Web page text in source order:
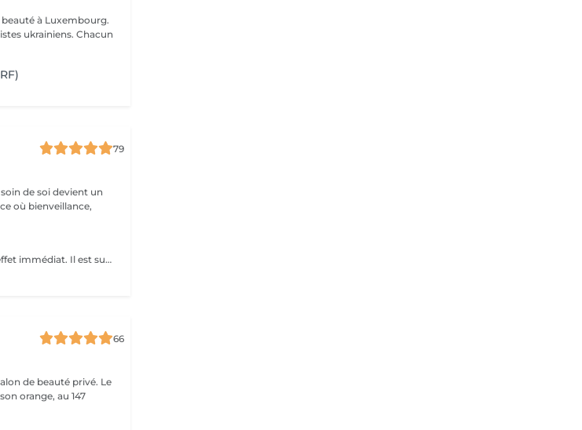
beauté à Luxembourg.
ukrainiens. Chacun
79
de soi devient un
où bienveillance,
Soin Ultra-raffermissant et lissant avec un effet immédiat. Il est sur-concentré en principes actifs afin de restructurer et de donner de l'élasticité à la peau. Son effet tenseur et restructurant intensif favorise la synthèse de collagène et d'élastine en diminuant le relachement et en redonnant du volume aux tissus. Le soin idéal pour restructurer, repulper lisser et rendre de l'élasticité à la peau. 1 soin : 135€ Forfait 5 soins : 610€
66
de beauté privé. Le
orange, au 147